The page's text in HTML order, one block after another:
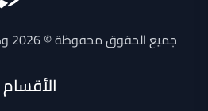
جميع الحقوق محفوظة © 2026 وكالة أنباء سرايا الإخبارية
الأقسام